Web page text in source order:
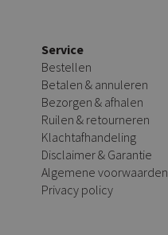
Service
Bestellen
Betalen & annuleren
Bezorgen & afhalen
Ruilen & retourneren
Klachtafhandeling
Disclaimer & Garantie
Algemene voorwaarden
Privacy policy